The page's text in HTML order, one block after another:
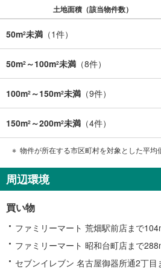
土地面積（該当物件数）
50m2未満 （1件）
50m2 ～100m2未満 （8件）
100m2 ～150m2未満 （9件）
150m2 ～200m2未満 （4件）
物件が所在する市区町村を対象とした平均
周辺環境
買い物
ファミリーマート 荒畑駅前店まで
ファミリーマート 昭和台町店まで
セブンイレブン 名古屋御器所通2丁